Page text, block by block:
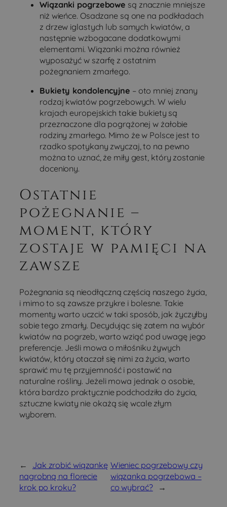
Wiązanki pogrzebowe są znacznie mniejsze
niż wieńce. Osadzane są one na podkładach
z drzew iglastych lub samych kwiatów, a
następnie wzbogacane dodatkowymi
elementami. Wiązanki można również
wyposażyć w szarfę z ostatnim
pożegnaniem zmarłego.
Bukiety kondolencyjne – oto mniej znany
rodzaj kwiatów pogrzebowych. W wielu
krajach europejskich takie bukiety są
przeznaczone dla pogrążonej w żałobie
rodziny zmarłego. Mimo że w Polsce jest to
rzadko spotykany zwyczaj, to na pewno
można to uznać, że miły gest, który zostanie
doceniony.
Ostatnie
pożegnanie –
moment, który
zostaje w pamięci na
zawsze
Pożegnania są nieodłączną częścią naszego życia,
i mimo to są zawsze przykre i bolesne. Takie
momenty warto uczcić w taki sposób, jak życzyłby
sobie tego zmarły. Decydując się zatem na wybór
kwiatów na pogrzeb, warto wziąć pod uwagę jego
preferencje. Jeśli mowa o miłośniku żywych
kwiatów, który otaczał się nimi za życia, warto
sprawić mu tę przyjemność i postawić na
naturalne rośliny. Jeżeli mowa jednak o osobie,
która bardzo praktycznie podchodziła do życia,
sztuczne kwiaty nie okażą się wcale złym
wyborem.
←
Jak zrobić wiązankę
nagrobną na florecie
krok po kroku?
Wieniec pogrzebowy czy
wiązanka pogrzebowa –
co wybrać?
→
nie mogą być wykorzystywane do bezpośredniej
identyfikacji konkretnego użytkownika.
Nazwa
Provider
/
Domena
Okres
przechowywania
_lscache_vary
pogrzeb-
bielsko.pl
2 dni
buforowanych
dla
zachowanie
przeglądania.
Pomaga to
poprawić
wydajność
_ga
.pogrzeb-
bielsko.pl
aktualizację
powszechnie
rozróżniania
unikalnych
poprzez
przypisanie
losowo
liczby jako
uwzględniony
witrynie i
do obliczania
danych
bielsko.pl
jest używany
przez Google
Analytics do
Polityce prywatności Google